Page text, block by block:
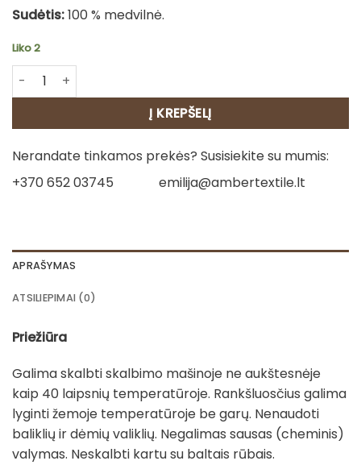
Sudėtis:100 % medvilnė.
Liko 2
produkto kiekis: Medvilninis rankšluostis - Persų katinas
Į KREPŠELĮ
Nerandate tinkamos prekės? Susisiekite su mumis:
+370 652 03745
emilija@ambertextile.lt
APRAŠYMAS
ATSILIEPIMAI (0)
Priežiūra
Galima skalbti skalbimo mašinoje ne aukštesnėje
kaip 40 laipsnių temperatūroje. Rankšluosčius galima
lyginti žemoje temperatūroje be garų. Nenaudoti
baliklių ir dėmių valiklių. Negalimas sausas (cheminis)
valymas. Neskalbti kartu su baltais rūbais.